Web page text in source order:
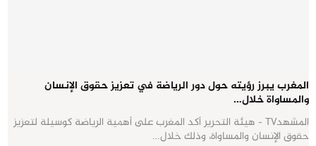
المغرب يبرز رؤيته حول دور الرياضة في تعزيز حقوق الإنسان
والمساواة خلال…
المشهدTV - هيئة التحرير أكد المغرب على أهمية الرياضة كوسيلة لتعزيز
حقوق الإنسان والمساواة، وذلك خلال…